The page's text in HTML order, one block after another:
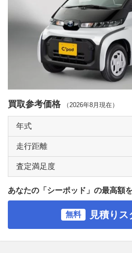
買取参考価格 （ 2026年8月 現在）
年式
走行距離
査定満足度
あなたの「シーポッド」の最高額
無料 見積りス